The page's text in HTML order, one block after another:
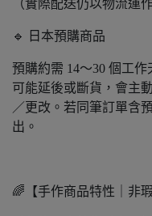
（實際配送仍以物流運
🔹 日本預購商品
預購約需 14～30 個工
可能延後或斷貨，會主
／更改。若同筆訂單含
出。
🌈【手作商品特性｜非瑕